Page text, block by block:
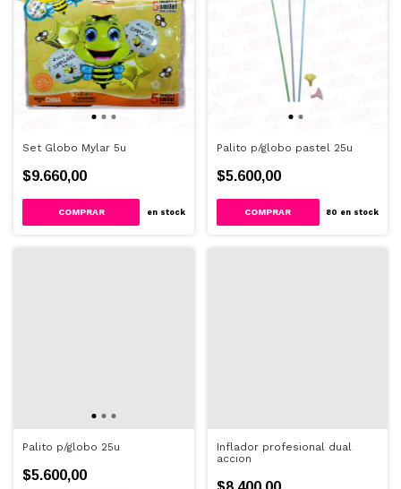
Set Globo Mylar 5u
$9.660,00
COMPRAR en stock
Palito p/globo pastel 25u
$5.600,00
80 en stock
Palito p/globo 25u
$5.600,00
Inflador profesional dual
accion